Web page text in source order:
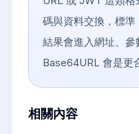
碼與資料交換，標
結果會進入網址、
Base64URL 會是更
相關內容